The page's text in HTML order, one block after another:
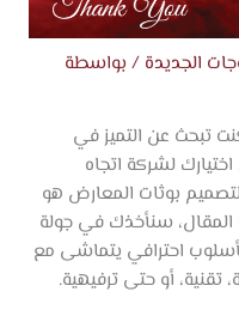
الجديدة / بواسطة
تبحث عن التميز في
لشركة اتجاه
لتصميم بوثات المعارض هو
المقال، سنأخذك في جولة
احترافي يتماشى مع
أو حتى ترفيهية.